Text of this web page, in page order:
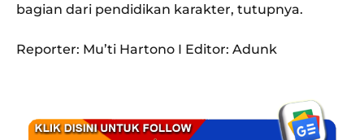
bagian dari pendidikan karakter, tutupnya.
Reporter: Mu’ti Hartono I Editor: Adunk